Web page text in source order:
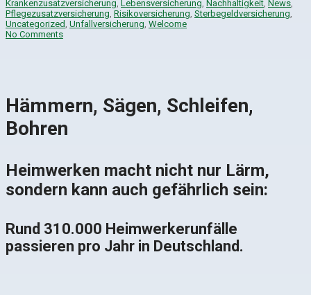
Krankenzusatzversicherung Lebensversicherung Nachhaltigkeit News
Pflegezusatzversicherung Risikoversicherung Sterbegeldversicherung
Uncategorized Unfallversicherung Welcome
No Comments
Hämmern, Sägen, Schleifen,
Bohren
Heimwerken macht nicht nur Lärm,
sondern kann auch gefährlich sein:
Rund 310.000 Heimwerkerunfälle
passieren pro Jahr in Deutschland.